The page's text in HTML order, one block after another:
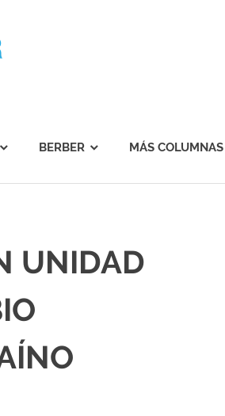
BERBER MÁS COLUMNAS
UNIDAD